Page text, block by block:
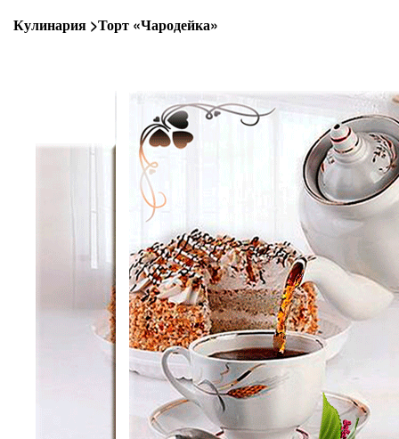
Кулинария >Торт «Чародейка»